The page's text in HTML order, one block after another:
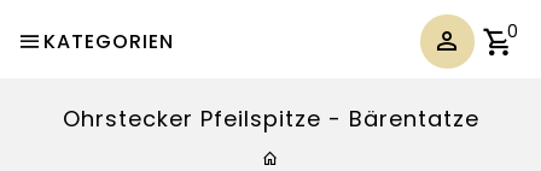
KATEGORIEN 0
Ohrstecker Pfeilspitze - Bärentatze